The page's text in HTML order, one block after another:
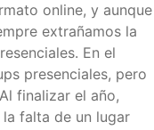
online, y aunque
extrañamos la
En el
presenciales, pero
finalizar el año,
falta de un lugar